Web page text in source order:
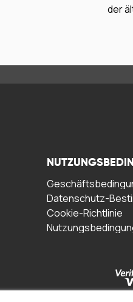
der
Datenschutz-
Cookie-Richtlinie